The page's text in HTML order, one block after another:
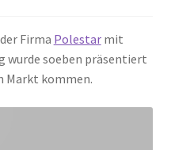
Firma Polestarmit
wurde soeben präsentiert
Markt kommen.